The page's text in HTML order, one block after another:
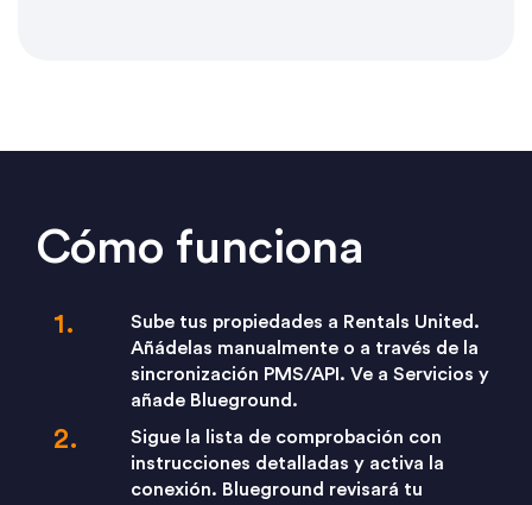
Cómo funciona
Sube tus propiedades a Rentals United.
Añádelas manualmente o a través de la
sincronización PMS/API. Ve a Servicios y
añade Blueground.
Sigue la lista de comprobación con
instrucciones detalladas y activa la
conexión. Blueground revisará tu